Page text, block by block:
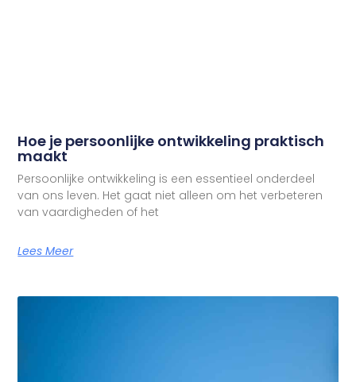
Hoe je persoonlijke ontwikkeling praktisch
maakt
Persoonlijke ontwikkeling is een essentieel onderdeel
van ons leven. Het gaat niet alleen om het verbeteren
van vaardigheden of het
Lees Meer